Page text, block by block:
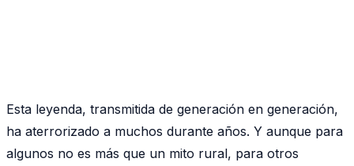
Esta leyenda, transmitida de generación en generación,
ha aterrorizado a muchos durante años. Y aunque para
algunos no es más que un mito rural, para otros